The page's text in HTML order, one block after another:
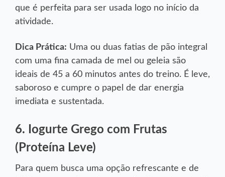
que é perfeita para ser usada logo no início da
atividade.
Dica Prática: Uma ou duas fatias de pão integral
com uma fina camada de mel ou geleia são
ideais de 45 a 60 minutos antes do treino. É leve,
saboroso e cumpre o papel de dar energia
imediata e sustentada.
6. Iogurte Grego com Frutas
(Proteína Leve)
Para quem busca uma opção refrescante e de